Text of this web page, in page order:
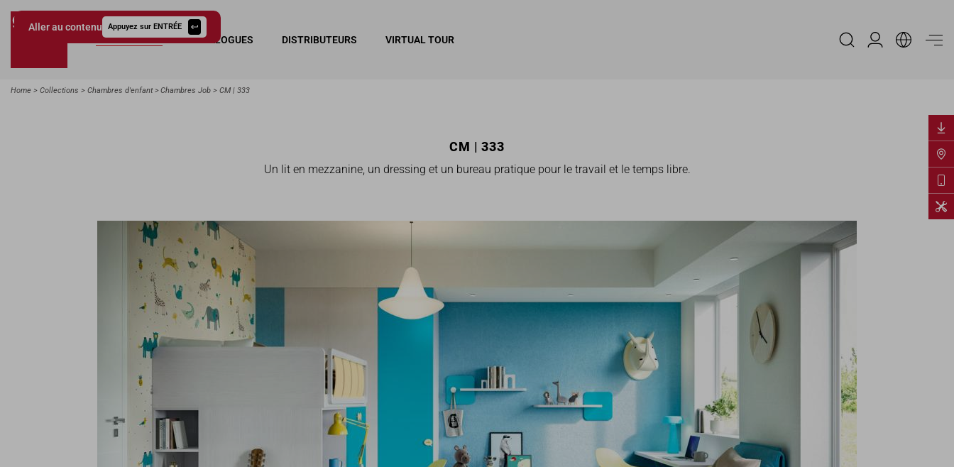
Aller au contenu Appuyez sur ENTRÉE
COLLECTIONS CATALOGUES DISTRIBUTEURS VIRTUAL TOUR
Espace
Home Collections Chambres d'enfant Chambres Job CM | 333
CM | 333
Un lit en mezzanine, un dressing et un bureau pratique pour le travail et le temps libre.